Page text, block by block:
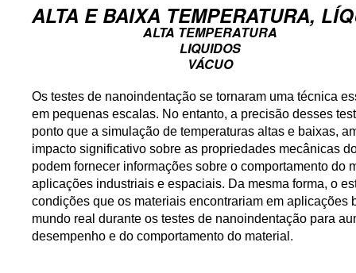
ALTA E BAIXA TEMPERATURA,
ALTA TEMPERATURA
LIQUIDOS
VÁCUO
Os testes de nanoindentação se tornaram uma técnica
em pequenas escalas. No entanto, a precisão desses
ponto que a simulação de temperaturas altas e baixas,
impacto significativo sobre as propriedades mecânicas
podem fornecer informações sobre o comportamento
aplicações industriais e espaciais. Da mesma forma, o
condições que os materiais encontrariam em
mundo real durante os testes de nanoindentação para
desempenho e do comportamento do material.